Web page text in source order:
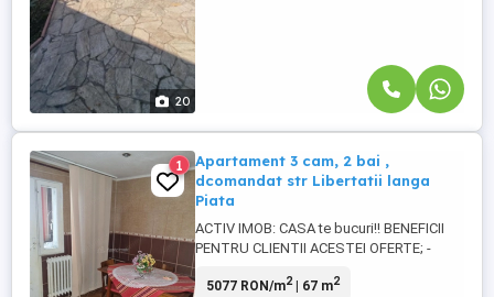
20
1
Apartament 3 cam, 2 bai ,
dcomandat str Libertatii langa
Piata
ACTIV IMOB: CASA te bucuri!! BENEFICII
PENTRU CLIENTII ACESTEI OFERTE; -
situat pe str LIBERTATII zona blocurilor
5077 RON/m2| 67 m2